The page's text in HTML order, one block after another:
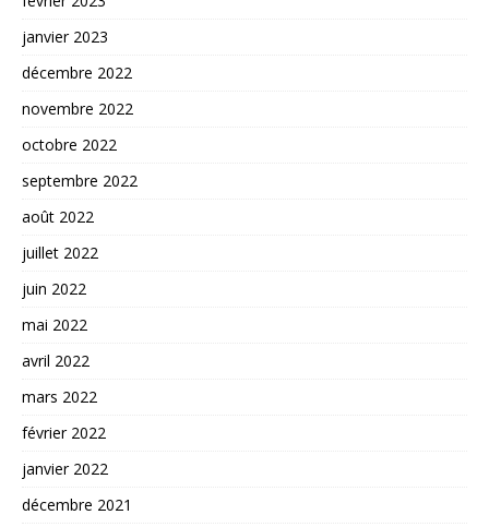
janvier 2023
décembre 2022
novembre 2022
octobre 2022
septembre 2022
août 2022
juillet 2022
juin 2022
mai 2022
avril 2022
mars 2022
février 2022
janvier 2022
décembre 2021